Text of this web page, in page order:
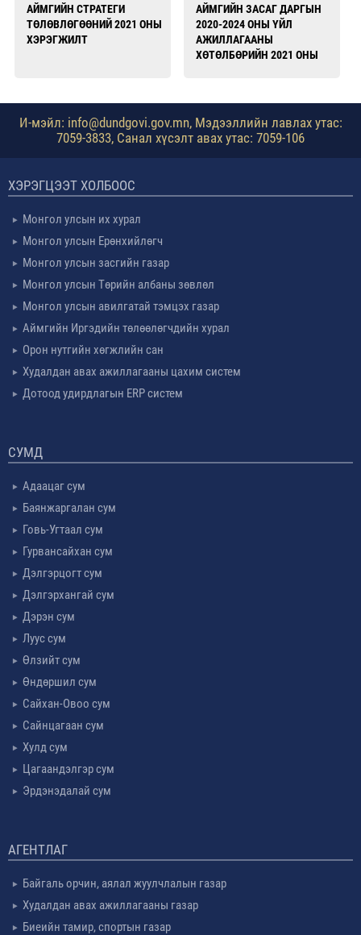
АЙМГИЙН СТРАТЕГИ
ТӨЛӨВЛӨГӨӨНИЙ 2021 ОНЫ
ХЭРЭГЖИЛТ
АЙМГИЙН ЗАСАГ ДАРГЫН
2020-2024 ОНЫ ҮЙЛ
АЖИЛЛАГААНЫ
ХӨТӨЛБӨРИЙН 2021 ОНЫ
И-мэйл: info@dundgovi.gov.mn, Мэдээллийн лавлах утас:
7059-3833, Санал хүсэлт авах утас: 7059-106
ХЭРЭГЦЭЭТ ХОЛБООС
Монгол улсын их хурал
Монгол улсын Ерөнхийлөгч
Монгол улсын засгийн газар
Монгол улсын Төрийн албаны зөвлөл
Монгол улсын авилгатай тэмцэх газар
Аймгийн Иргэдийн төлөөлөгчдийн хурал
Орон нутгийн хөгжлийн сан
Худалдан авах ажиллагааны цахим систем
Дотоод удирдлагын ERP систем
СУМД
Адаацаг сум
Баянжаргалан сум
Говь-Угтаал сум
Гурвансайхан сум
Дэлгэрцогт сум
Дэлгэрхангай сум
Дэрэн сум
Луус сум
Өлзийт сум
Өндөршил сум
Сайхан-Овоо сум
Сайнцагаан сум
Хулд сум
Цагаандэлгэр сум
Эрдэнэдалай сум
АГЕНТЛАГ
Байгаль орчин, аялал жуулчлалын газар
Худалдан авах ажиллагааны газар
Биеийн тамир, спортын газар